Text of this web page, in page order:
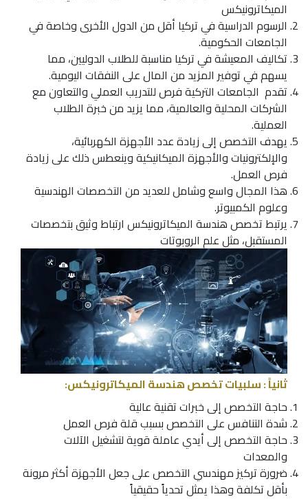
الميكاترونيكس
الرسوم الدراسية في تركيا أقل من الدول الأخرى وخاصة في
الجامعات الحكومية.
تكاليف المعيشة في تركيا مناسبة للطلاب الدوليين، مما
يسهم في توفير المزيد من المال على النفقات اليومية.
تقدم الجامعات التركية فرص للتدريب العملي والتعاون مع
الشركات المحلية والعالمية، مما يزيد من خبرة الطلاب
العملية.
يهدف التخصص إلى زيادة عدد الأجهزة الكهربائية،
والإلكترونيات والأجهزة الميكانيكية وينعطس ذلك على زيادة
فرص العمل.
هذا المجال واسع وشامل للعديد من التخصصات الهندسية
وعلوم الكمبيوتر.
يرتبط تخصصهندسة الميكاترونيكس ارتباط وثيق بتخصصات
المستقبل، مثل علم الروبوتات
ثانياً : سلبيات تخصص هندسة الميكاترونيكس:
حاجة التخصص إلى خبرات تقنية عالية
شدة التنافس على التخصص بسبب قلة فرص العمل
حاجة التخصص إلى أيدي عاملة قوية لتشغيل الآلات
والمعدات
ضرورة تركيز مهندسي التخصص على جعل الأجهزة أكثر مرونة
بأقل تكلفة وهذا يمثل تحدياً حقيقياً